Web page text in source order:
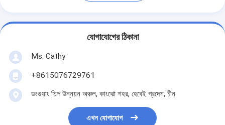
যোগাযোগের ঠিকানা
Ms. Cathy
+8615076729761
ডংগুয়াং শিল্প উন্নয়ন অঞ্চল, কাংঝো শহর, হেবেই প্রদেশ, চীন
এখন যোগাযোগ